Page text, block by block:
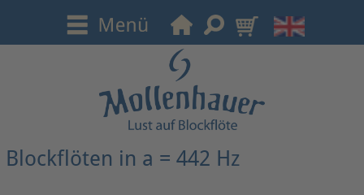
Blockflöten in a = 442 Hz